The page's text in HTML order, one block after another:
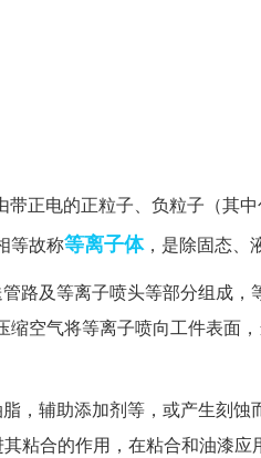
带正电的正粒子、负粒子（其
等故称等离子体，是除固态、
路及等离子喷头等部分组成
空气将等离子喷向工件表面
，辅助添加剂等，或产生刻
粘合的作用，在粘合和油漆应